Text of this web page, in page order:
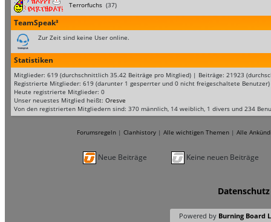
Terrorfuchs (37)
TeamSpeak³
Zur Zeit sind keine User online.
Statistiken
Mitglieder: 619 (durchschnittlich 35.42 Beiträge pro Mitglied) | Beiträge: 21923
Registrierte Mitglieder: 619 (darunter 1 gesperrter und 0 nicht freigeschaltete Benutzer)
Heute registrierte Mitglieder: 0
Unser neuestes Mitglied heißt: Oresve
Von den registrierten Mitgliedern sind: 370 männlich, 14 weiblich, 1 divers und 234
Forumsregeln | Clanhistory | Alle wichtigen Themen | Alle
Neue Beiträge Keine neuen Beiträge
Datenschutz
Powered by Burning Board